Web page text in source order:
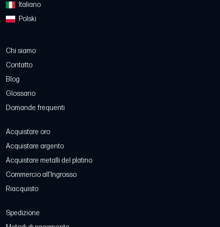
Italiano
Polski
Chi siamo
Contatto
Blog
Glossario
Domande frequenti
Acquistare oro
Acquistare argento
Acquistare metalli del platino
Commercio all'Ingrosso
Riacquisto
Spedizione